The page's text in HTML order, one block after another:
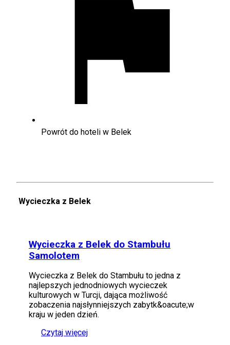
Powrót do hoteli w Belek
Wycieczka z Belek
Wycieczka z Belek do Stambułu
Samolotem
Wycieczka z Belek do Stambułu to jedna z
najlepszych jednodniowych wycieczek
kulturowych w Turcji, dająca możliwość
zobaczenia najsłynniejszych zabytk&oacute;w
kraju w jeden dzień.
Czytaj więcej